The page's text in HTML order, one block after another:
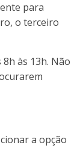
para
o terceiro
às 13h. Não
a opção